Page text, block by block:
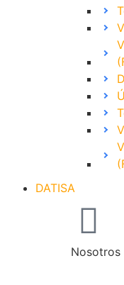
DATISA
Nosotros